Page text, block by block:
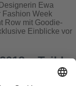
Ewa
Fashion Week
Row mit Goodie-
Einblicke vor
– Teil I